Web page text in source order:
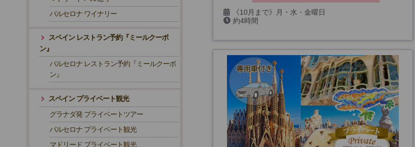
《10月まで》月・水・金曜日
(5/25、6/24、9/11、10/12及び天候の都合により催行で
《11月～》※空席カレンダーをご覧ください
最小催行人数：
《10月まで》6名様
《11月～》4名様
催行確定
約4時間
バルセロナ ワイナリー
スペイン レストラン予約『ミールクーポ
ン』
バルセロナ レストラン予約『ミールクーポ
ン』
スペイン プライベート観光
グラナダ発 プライベートツアー
バルセロナ プライベート観光
マドリード プライベート観光